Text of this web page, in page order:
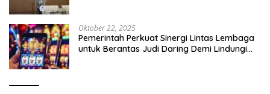
Oktober 22, 2025
Pemerintah Perkuat Sinergi Lintas Lembaga
untuk Berantas Judi Daring Demi Lindungi